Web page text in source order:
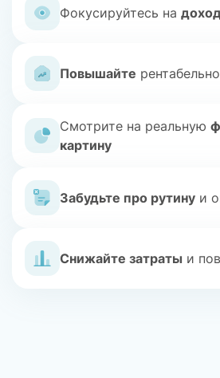
Фокусируйтесь на
Повышайте
Смотрите на реальную
картину
Забудьте про рутину и
Снижайте затраты и